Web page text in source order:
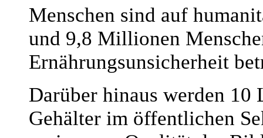
Menschen sind auf
und 9,8 Millionen
Ernährungsunsicherheit
Darüber hinaus werden
Gehälter im öffentlichen